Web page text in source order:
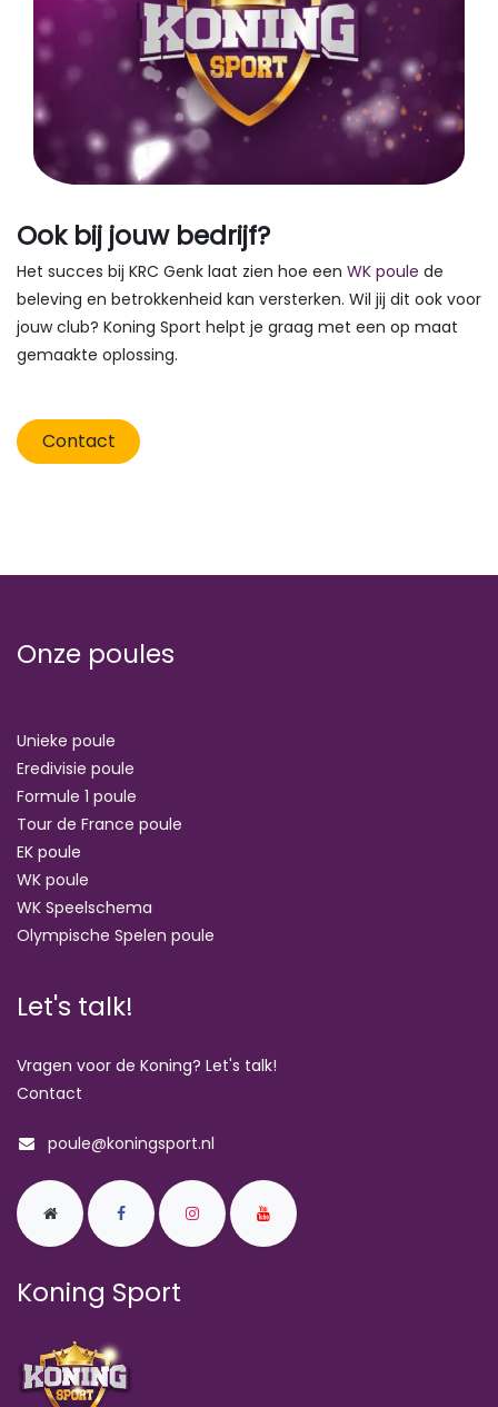
Ook bij jouw bedrijf?
Het succes bij KRC Genk laat zien hoe een WK poule de
beleving en betrokkenheid kan versterken. Wil jij dit ook voor
jouw club? Koning Sport helpt je graag met een op maat
gemaakte oplossing.
Contact
Onze poules
Unieke poule
Eredivisie poule
Formule 1 poule
Tour de France poule
EK poule
WK poule
WK Speelschema
Olympische Spelen poule
Let's talk!
Vragen voor de Koning? Let's talk!
Contact
poule@koningsport.nl
Koning Sport